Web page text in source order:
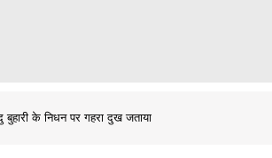
बुहारी के निधन पर गहरा दुख जताया